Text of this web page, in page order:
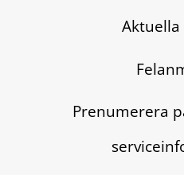
Prenumerera